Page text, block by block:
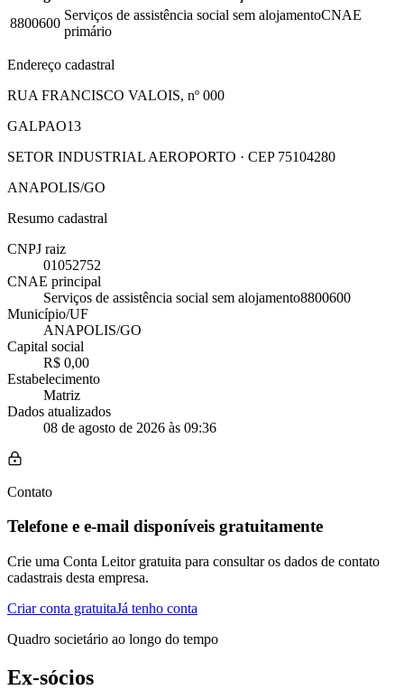
8800600
Serviços de assistência social sem alojamentoCNAE
primário
Endereço cadastral
RUA FRANCISCO VALOIS, nº 000
GALPAO13
SETOR INDUSTRIAL AEROPORTO · CEP 75104280
ANAPOLIS/GO
Resumo cadastral
CNPJ raiz
01052752
CNAE principal
Serviços de assistência social sem alojamento8800600
Município/UF
ANAPOLIS/GO
Capital social
R$ 0,00
Estabelecimento
Matriz
Dados atualizados
08 de agosto de 2026 às 09:36
Contato
Telefone e e-mail disponíveis gratuitamente
Crie uma Conta Leitor gratuita para consultar os dados de contato
cadastrais desta empresa.
Criar conta gratuitaJá tenho conta
Quadro societário ao longo do tempo
Ex-sócios